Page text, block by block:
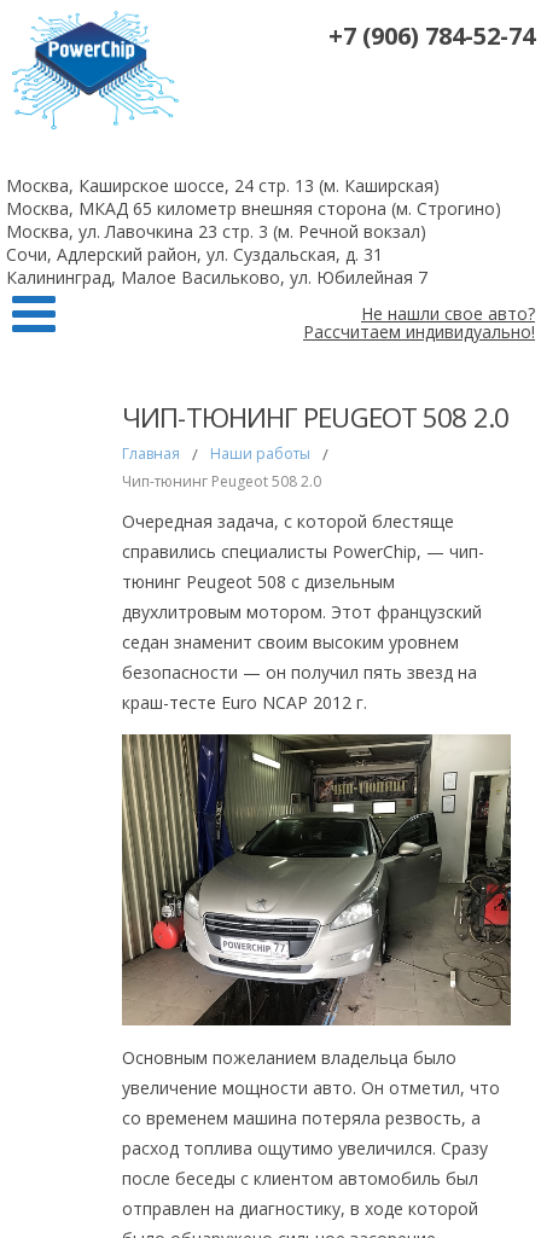
+7 (906) 784-52-74
Заказать
Москва, Каширское шоссе, 24 стр. 13 (м. Каширская)
Москва, МКАД 65 километр внешняя сторона (м. Строгино)
Москва, ул. Лавочкина 23 стр. 3 (м. Речной вокзал)
Сочи, Адлерский район, ул. Суздальская, д. 31
Калининград, Малое Васильково, ул. Юбилейная 7
Не нашли свое авто?
Рассчитаем индивидуально!
ЧИП-ТЮНИНГ PEUGEOT 508 2.0
Главная / Наши работы /
Чип-тюнинг Peugeot 508 2.0
Очередная задача, с которой блестяще
справились специалисты PowerChip, — чип-
тюнинг Peugeot 508 с дизельным
двухлитровым мотором. Этот французский
седан знаменит своим высоким уровнем
безопасности — он получил пять звезд на
краш-тесте Euro NCAP 2012 г.
Основным пожеланием владельца было
увеличение мощности авто. Он отметил, что
со временем машина потеряла резвость, а
расход топлива ощутимо увеличился. Сразу
после беседы с клиентом автомобиль был
отправлен на диагностику, в ходе которой